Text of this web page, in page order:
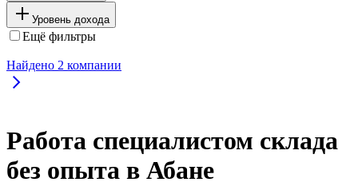
Уровень дохода
Ещё фильтры
Найдено 2 компании
Работа специалистом склада
без опыта в Абане